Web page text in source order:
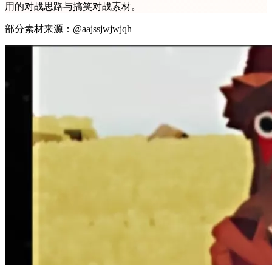
用的对战思路与搞笑对战素材。
部分素材来源：@aajssjwjwjqh